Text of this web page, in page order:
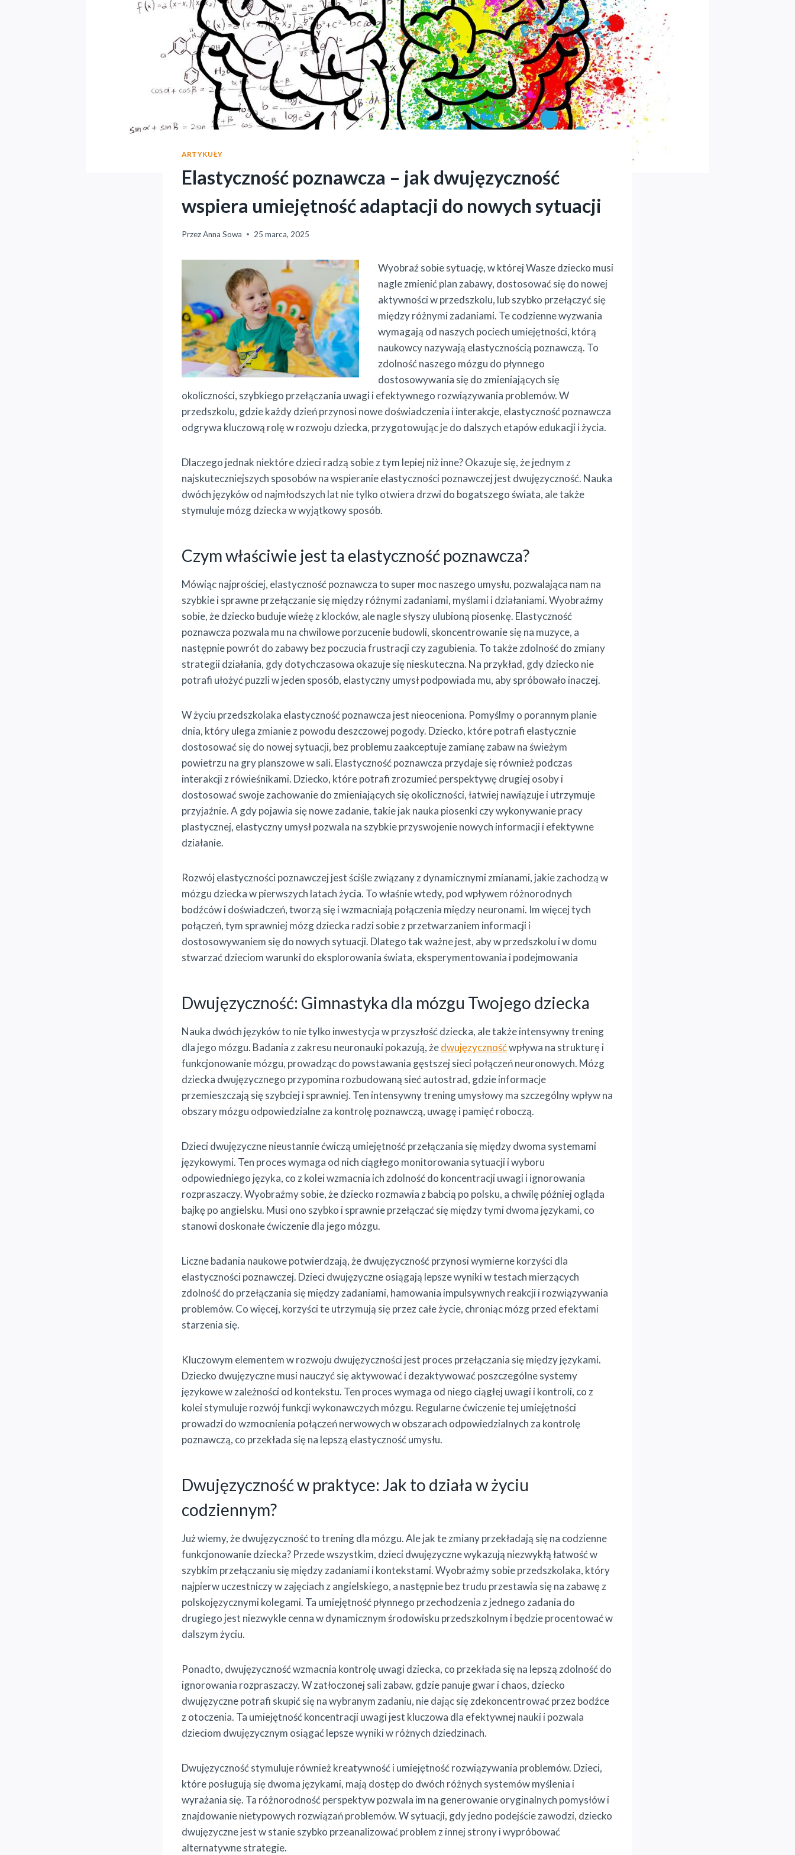
ARTYKUŁY
Elastyczność poznawcza – jak dwujęzyczność
wspiera umiejętność adaptacji do nowych sytuacji
PrzezAnna Sowa 25 marca, 2025
Wyobraź sobie sytuację, w której Wasze dziecko musi
nagle zmienić plan zabawy, dostosować się do nowej
aktywności w przedszkolu, lub szybko przełączyć się
między różnymi zadaniami. Te codzienne wyzwania
wymagają od naszych pociech umiejętności, którą
naukowcy nazywają elastycznością poznawczą. To
zdolność naszego mózgu do płynnego
dostosowywania się do zmieniających się
okoliczności, szybkiego przełączania uwagi i efektywnego rozwiązywania problemów. W
przedszkolu, gdzie każdy dzień przynosi nowe doświadczenia i interakcje, elastyczność poznawcza
odgrywa kluczową rolę w rozwoju dziecka, przygotowując je do dalszych etapów edukacji i życia.
Dlaczego jednak niektóre dzieci radzą sobie z tym lepiej niż inne? Okazuje się, że jednym z
najskuteczniejszych sposobów na wspieranie elastyczności poznawczej jest dwujęzyczność. Nauka
dwóch języków od najmłodszych lat nie tylko otwiera drzwi do bogatszego świata, ale także
stymuluje mózg dziecka w wyjątkowy sposób.
Czym właściwie jest ta elastyczność poznawcza?
Mówiąc najprościej, elastyczność poznawcza to super moc naszego umysłu, pozwalająca nam na
szybkie i sprawne przełączanie się między różnymi zadaniami, myślami i działaniami. Wyobraźmy
sobie, że dziecko buduje wieżę z klocków, ale nagle słyszy ulubioną piosenkę. Elastyczność
poznawcza pozwala mu na chwilowe porzucenie budowli, skoncentrowanie się na muzyce, a
następnie powrót do zabawy bez poczucia frustracji czy zagubienia. To także zdolność do zmiany
strategii działania, gdy dotychczasowa okazuje się nieskuteczna. Na przykład, gdy dziecko nie
potrafi ułożyć puzzli w jeden sposób, elastyczny umysł podpowiada mu, aby spróbowało inaczej.
W życiu przedszkolaka elastyczność poznawcza jest nieoceniona. Pomyślmy o porannym planie
dnia, który ulega zmianie z powodu deszczowej pogody. Dziecko, które potrafi elastycznie
dostosować się do nowej sytuacji, bez problemu zaakceptuje zamianę zabaw na świeżym
powietrzu na gry planszowe w sali. Elastyczność poznawcza przydaje się również podczas
interakcji z rówieśnikami. Dziecko, które potrafi zrozumieć perspektywę drugiej osoby i
dostosować swoje zachowanie do zmieniających się okoliczności, łatwiej nawiązuje i utrzymuje
przyjaźnie. A gdy pojawia się nowe zadanie, takie jak nauka piosenki czy wykonywanie pracy
plastycznej, elastyczny umysł pozwala na szybkie przyswojenie nowych informacji i efektywne
działanie.
Rozwój elastyczności poznawczej jest ściśle związany z dynamicznymi zmianami, jakie zachodzą w
mózgu dziecka w pierwszych latach życia. To właśnie wtedy, pod wpływem różnorodnych
bodźców i doświadczeń, tworzą się i wzmacniają połączenia między neuronami. Im więcej tych
połączeń, tym sprawniej mózg dziecka radzi sobie z przetwarzaniem informacji i
dostosowywaniem się do nowych sytuacji. Dlatego tak ważne jest, aby w przedszkolu i w domu
stwarzać dzieciom warunki do eksplorowania świata, eksperymentowania i podejmowania
Dwujęzyczność: Gimnastyka dla mózgu Twojego dziecka
Nauka dwóch języków to nie tylko inwestycja w przyszłość dziecka, ale także intensywny trening
dla jego mózgu. Badania z zakresu neuronauki pokazują, żedwujęzycznośćwpływa na strukturę i
funkcjonowanie mózgu, prowadząc do powstawania gęstszej sieci połączeń neuronowych. Mózg
dziecka dwujęzycznego przypomina rozbudowaną sieć autostrad, gdzie informacje
przemieszczają się szybciej i sprawniej. Ten intensywny trening umysłowy ma szczególny wpływ na
obszary mózgu odpowiedzialne za kontrolę poznawczą, uwagę i pamięć roboczą.
Dzieci dwujęzyczne nieustannie ćwiczą umiejętność przełączania się między dwoma systemami
językowymi. Ten proces wymaga od nich ciągłego monitorowania sytuacji i wyboru
odpowiedniego języka, co z kolei wzmacnia ich zdolność do koncentracji uwagi i ignorowania
rozpraszaczy. Wyobraźmy sobie, że dziecko rozmawia z babcią po polsku, a chwilę później ogląda
bajkę po angielsku. Musi ono szybko i sprawnie przełączać się między tymi dwoma językami, co
stanowi doskonałe ćwiczenie dla jego mózgu.
Liczne badania naukowe potwierdzają, że dwujęzyczność przynosi wymierne korzyści dla
elastyczności poznawczej. Dzieci dwujęzyczne osiągają lepsze wyniki w testach mierzących
zdolność do przełączania się między zadaniami, hamowania impulsywnych reakcji i rozwiązywania
problemów. Co więcej, korzyści te utrzymują się przez całe życie, chroniąc mózg przed efektami
starzenia się.
Kluczowym elementem w rozwoju dwujęzyczności jest proces przełączania się między językami.
Dziecko dwujęzyczne musi nauczyć się aktywować i dezaktywować poszczególne systemy
językowe w zależności od kontekstu. Ten proces wymaga od niego ciągłej uwagi i kontroli, co z
kolei stymuluje rozwój funkcji wykonawczych mózgu. Regularne ćwiczenie tej umiejętności
prowadzi do wzmocnienia połączeń nerwowych w obszarach odpowiedzialnych za kontrolę
poznawczą, co przekłada się na lepszą elastyczność umysłu.
Dwujęzyczność w praktyce: Jak to działa w życiu
codziennym?
Już wiemy, że dwujęzyczność to trening dla mózgu. Ale jak te zmiany przekładają się na codzienne
funkcjonowanie dziecka? Przede wszystkim, dzieci dwujęzyczne wykazują niezwykłą łatwość w
szybkim przełączaniu się między zadaniami i kontekstami. Wyobraźmy sobie przedszkolaka, który
najpierw uczestniczy w zajęciach z angielskiego, a następnie bez trudu przestawia się na zabawę z
polskojęzycznymi kolegami. Ta umiejętność płynnego przechodzenia z jednego zadania do
drugiego jest niezwykle cenna w dynamicznym środowisku przedszkolnym i będzie procentować w
dalszym życiu.
Ponadto, dwujęzyczność wzmacnia kontrolę uwagi dziecka, co przekłada się na lepszą zdolność do
ignorowania rozpraszaczy. W zatłoczonej sali zabaw, gdzie panuje gwar i chaos, dziecko
dwujęzyczne potrafi skupić się na wybranym zadaniu, nie dając się zdekoncentrować przez bodźce
z otoczenia. Ta umiejętność koncentracji uwagi jest kluczowa dla efektywnej nauki i pozwala
dzieciom dwujęzycznym osiągać lepsze wyniki w różnych dziedzinach.
Dwujęzyczność stymuluje również kreatywność i umiejętność rozwiązywania problemów. Dzieci,
które posługują się dwoma językami, mają dostęp do dwóch różnych systemów myślenia i
wyrażania się. Ta różnorodność perspektyw pozwala im na generowanie oryginalnych pomysłów i
znajdowanie nietypowych rozwiązań problemów. W sytuacji, gdy jedno podejście zawodzi, dziecko
dwujęzyczne jest w stanie szybko przeanalizować problem z innej strony i wypróbować
alternatywne strategie.